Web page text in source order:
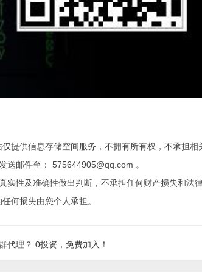
提供信息存储空间服务，不拥有所有权，不承担相
送邮件至： 575644905@qq.com 。
实性及准确性做出判断，不承担任何财产损失和法
何损失由您个人承担。
代理？ 0投资，免费加入！